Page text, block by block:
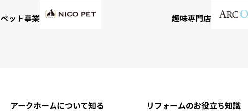
ペット事業 趣味専門店
アークホームについて知る
リフォームのお役立ち知識